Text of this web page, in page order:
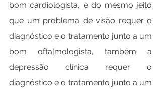
bom cardiologista, e do mesmo jeito
que um problema de visão requer o
diagnóstico e o tratamento junto a um
bom oftalmologista, também a
depressão clínica requer o
diagnóstico e o tratamento junto a um